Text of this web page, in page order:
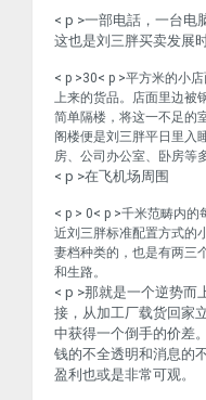
< p >一部电話，一台电
这也是刘三胖买卖发展
< p >30< p >平方米的小
上来的货品。店面里边被
简单隔楼，将这一不足的
阁楼便是刘三胖平日里入
房、公司办公室、卧房等
< p >在飞机场周围
< p > 0< p >千米范畴内
近刘三胖标准配置方式的
妻档种类的，也是有两三
和生路。
< p >那就是一个逆势而
接，从加工厂载货回家
中获得一个倒手的价差
钱的不全透明和消息的
盈利也或是非常可观。